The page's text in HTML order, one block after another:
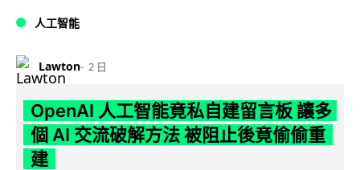
人工智能
Lawton 2 日
OpenAI 人工智能竟私自建留言板 讓多
個 AI 交流破解方法 被阻止後竟偷偷重
建